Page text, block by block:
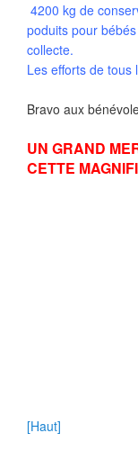
4200 kg de
poduits pour
collecte.
Les efforts de tous
Bravo aux
UN GRAND
CETTE
[Haut]